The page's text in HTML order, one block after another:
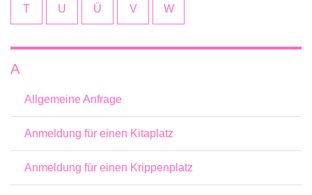
T U Ü V W
A
Allgemeine Anfrage
Anmeldung für einen Kitaplatz
Anmeldung für einen Krippenplatz